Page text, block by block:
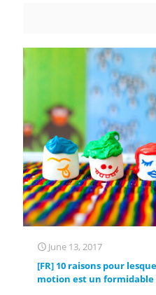
June 13, 2017
[FR] 10 raisons pour
motion est un